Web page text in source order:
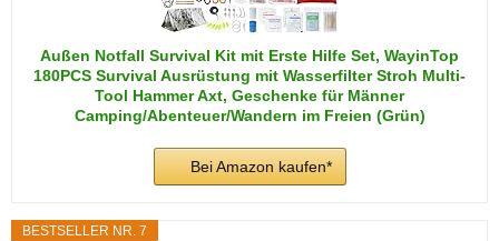
Außen Notfall Survival Kit mit Erste Hilfe Set, WayinTop
180PCS Survival Ausrüstung mit Wasserfilter Stroh Multi-
Tool Hammer Axt, Geschenke für Männer
Camping/Abenteuer/Wandern im Freien (Grün)
Bei Amazon kaufen*
BESTSELLER NR. 7